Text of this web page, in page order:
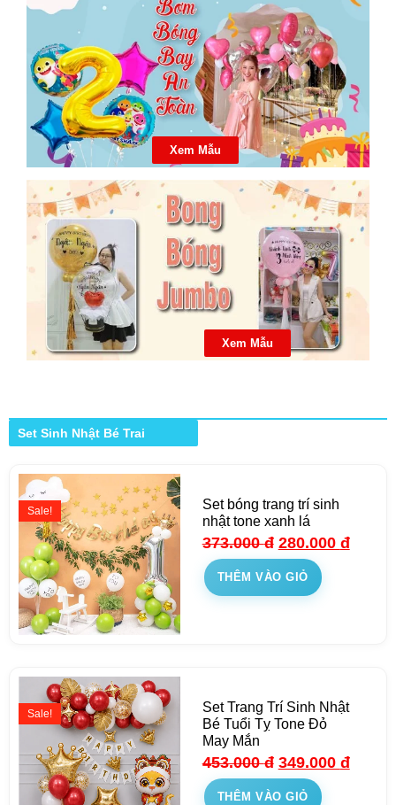
Xem Mẫu
Xem Mẫu
Set Sinh Nhật Bé Trai
Sale!
Set bóng trang trí sinh
nhật tone xanh lá
373.000đ 280.000 đ
THÊM VÀO GIỎ
Sale!
Set Trang Trí Sinh Nhật
Bé Tuổi Tỵ Tone Đỏ
May Mắn
453.000đ 349.000 đ
THÊM VÀO GIỎ